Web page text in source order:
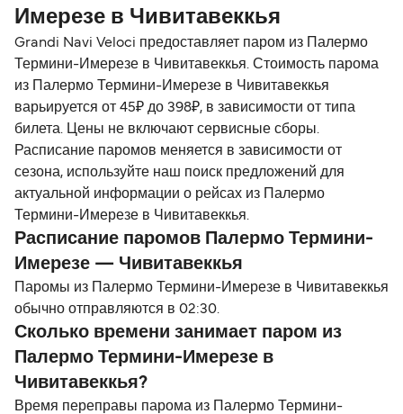
Имерезе в Чивитавеккья
Grandi Navi Veloci предоставляет паром из Палермо
Термини-Имерезе в Чивитавеккья. Стоимость парома
из Палермо Термини-Имерезе в Чивитавеккья
варьируется от 45₽ до 398₽, в зависимости от типа
билета. Цены не включают сервисные сборы.
Расписание паромов меняется в зависимости от
сезона, используйте наш поиск предложений для
актуальной информации о рейсах из Палермо
Термини-Имерезе в Чивитавеккья.
Расписание паромов Палермо Термини-
Имерезе — Чивитавеккья
Паромы из Палермо Термини-Имерезе в Чивитавеккья
обычно отправляются в 02:30.
Сколько времени занимает паром из
Палермо Термини-Имерезе в
Чивитавеккья?
Время переправы парома из Палермо Термини-